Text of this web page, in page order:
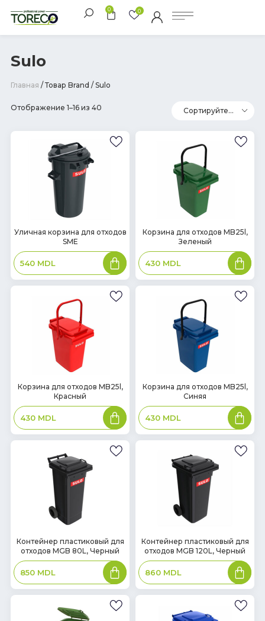
0 0
Sulo
Главная / Товар Brand / Sulo
Отображение 1–16 из 40
В
Уличная корзина для отходов
SME
540 MDL
В
корзину
ВКорзина для отходов MB25l,
Зеленый
430 MDL
В
корзину
ВКорзина для отходов MB25l,
Красный
430 MDL
В
корзину
ВКорзина для отходов MB25l,
Синяя
430 MDL
В
корзину
В
наличии
Контейнер пластиковый для
отходов MGB 80L, Черный
850 MDL
В
корзину
В
наличии
Контейнер пластиковый для
отходов MGB 120L, Черный
860 MDL
В
корзину